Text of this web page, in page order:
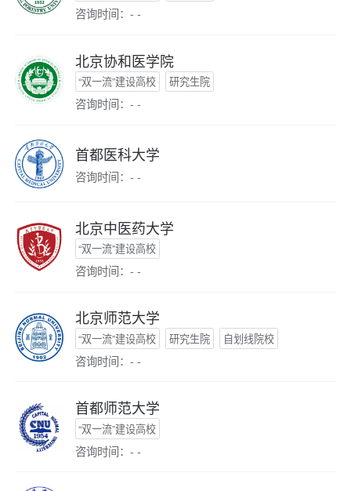
咨询时间：- -
北京协和医学院
“双一流”建设高校 研究生院
咨询时间：- -
首都医科大学
咨询时间：- -
北京中医药大学
“双一流”建设高校
咨询时间：- -
北京师范大学
“双一流”建设高校 研究生院 自划线院校
咨询时间：- -
首都师范大学
“双一流”建设高校
咨询时间：- -